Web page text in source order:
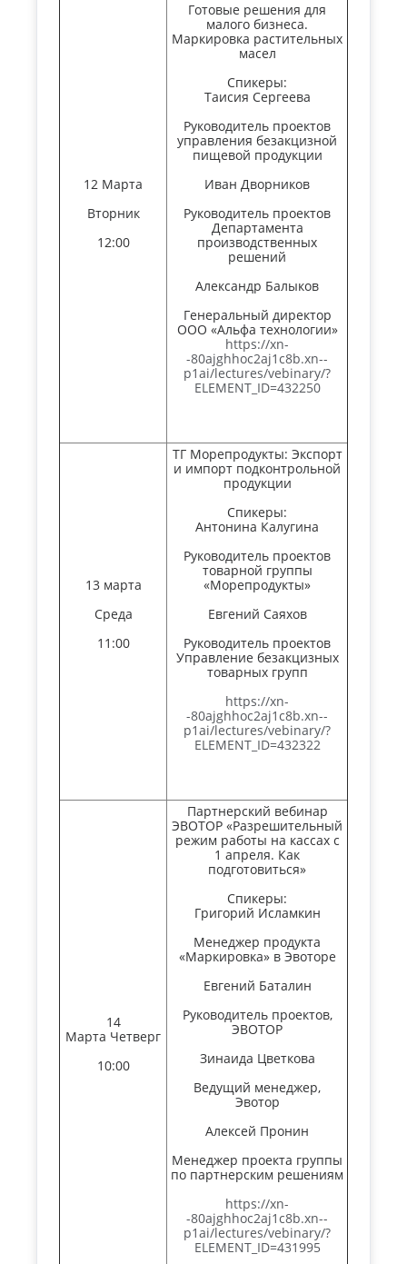
12 Марта
Вторник
12:00
Готовые решения для
малого бизнеса.
Маркировка растительных
масел
Спикеры:
Таисия Сергеева
Руководитель проектов
управления безакцизной
пищевой продукции
Иван Дворников
Руководитель проектов
Департамента
производственных
решений
Александр Балыков
Генеральный директор
ООО «Альфа технологии»
https://xn-
-80ajghhoc2aj1c8b.xn--
p1ai/lectures/vebinary/?
ELEMENT_ID=432250
13 марта
Среда
11:00
ТГ Морепродукты: Экспорт
и импорт подконтрольной
продукции
Спикеры:
Антонина Калугина
Руководитель проектов
товарной группы
«Морепродукты»
Евгений Саяхов
Руководитель проектов
Управление безакцизных
товарных групп
https://xn-
-80ajghhoc2aj1c8b.xn--
p1ai/lectures/vebinary/?
ELEMENT_ID=432322
14
Марта Четверг
10:00
Партнерский вебинар
ЭВОТОР «Разрешительный
режим работы на кассах с
1 апреля. Как
подготовиться»
Спикеры:
Григорий Исламкин
Менеджер продукта
«Маркировка» в Эвоторе
Евгений Баталин
Руководитель проектов,
ЭВОТОР
Зинаида Цветкова
Ведущий менеджер,
Эвотор
Алексей Пронин
Менеджер проекта группы
по партнерским решениям
https://xn-
-80ajghhoc2aj1c8b.xn--
p1ai/lectures/vebinary/?
ELEMENT_ID=431995